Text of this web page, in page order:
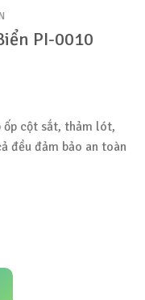
PI-0010
ốp cột sắt, thảm lót,
đều đảm bảo an toàn